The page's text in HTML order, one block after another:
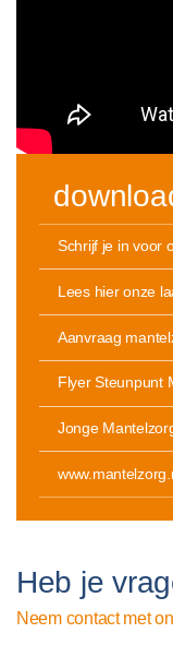
Schrijf je in voor
Lees hier onze
Aanvraag
Flyer Steunpunt
Jonge
Heb je
Neem contact met